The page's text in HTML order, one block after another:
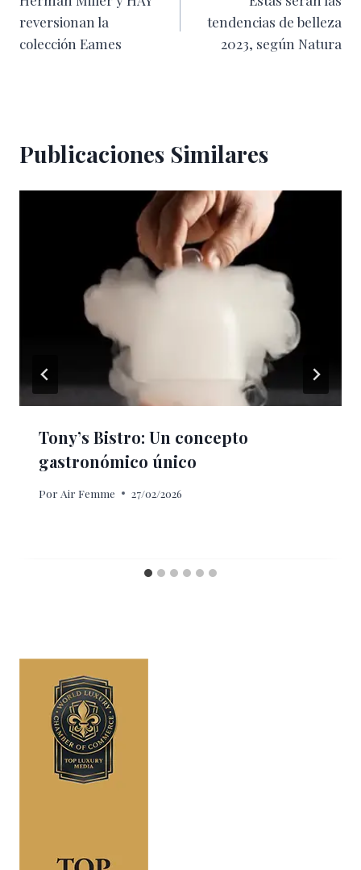
de
entradas
reversionan la
colección Eames
tendencias de belleza
2023, según Natura
Publicaciones Similares
Tony’s Bistro: Un concepto
gastronómico único
Por Air Femme 27/02/2026